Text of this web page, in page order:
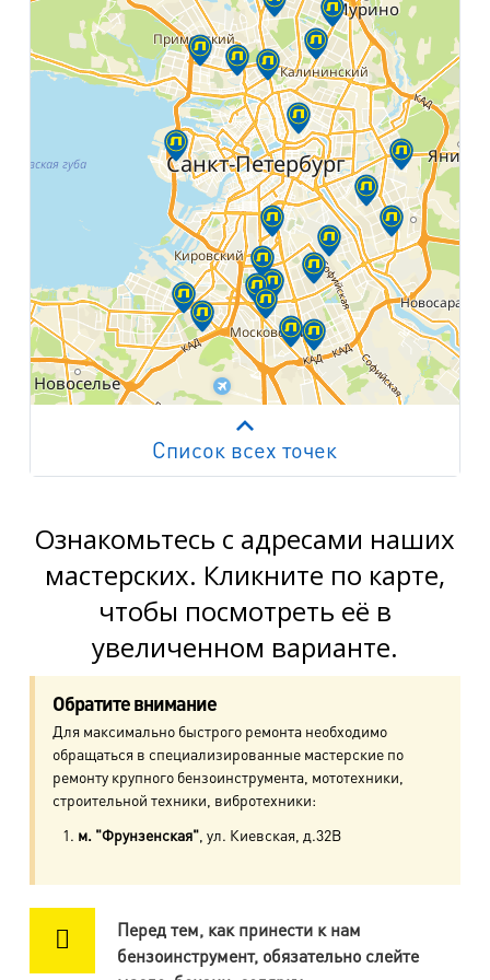
пр. Просвещения, д.20
м. Пр. Ветеранов
пр. Ветеранов, д.9
м. Ул. Дыбенко
м. Комендантский пр.
пр. Авиаконструкторов, д.4
м. Приморская
пр. Науки, д.8, к.1
Работает на API 2ГИС
Лицензионное соглашение
Список всех точек
Ознакомьтесь с адресами наших
мастерских. Кликните по карте,
чтобы посмотреть её в
увеличенном варианте.
Обратите внимание
Для максимально быстрого ремонта необходимо
обращаться в специализированные мастерские по
ремонту крупного бензоинструмента, мототехники,
строительной техники, вибротехники:
м. "Фрунзенская" , ул. Киевская, д.32В
Перед тем, как принести к нам
бензоинструмент, обязательно слейте